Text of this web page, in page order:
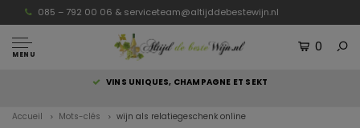
085 – 792 00 06 & serviceteam@altijddebestewijn.nl
MENU
0
VINS UNIQUES, CHAMPAGNE ET SEKT
Accueil Mots-clés wijn als relatiegeschenk online